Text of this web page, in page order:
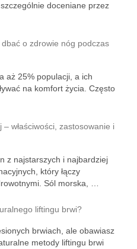
doceniane przez
o zdrowie nóg podczas
aż 25% populacji, a ich
na komfort życia. Często
właściwości, zastosowanie i
z najstarszych i najbardziej
który łączy
Sól morska, …
liftingu brwi?
brwiach, ale obawiasz
metody liftingu brwi